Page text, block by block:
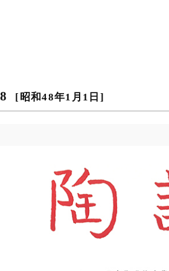
[昭和48年1月1日]